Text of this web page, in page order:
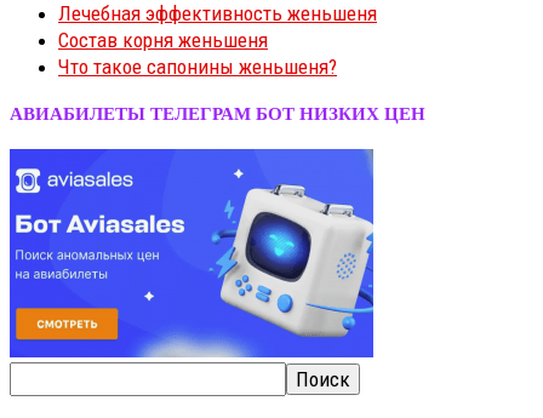
Лечебная эффективность женьшеня
Состав корня женьшеня
Что такое сапонины женьшеня?
АВИАБИЛЕТЫ ТЕЛЕГРАМ БОТ НИЗКИХ ЦЕН